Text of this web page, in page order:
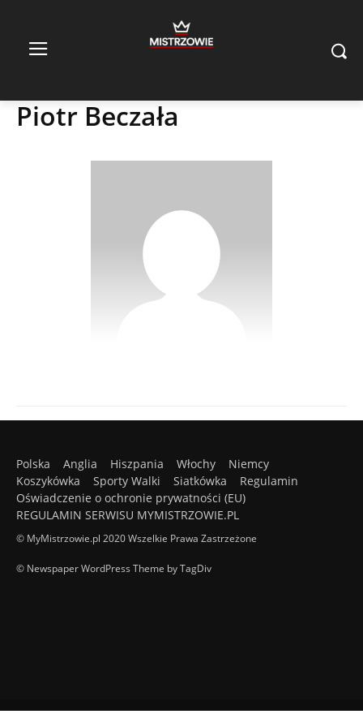
Piotr Beczała
Polska Anglia Hiszpania Włochy
Niemcy
Koszykówka
Sporty Walki Siatkówka
Regulamin
Oświadczenie o ochronie prywatności (EU)
REGULAMIN SERWISU MYMISTRZOWIE.PL
© MyMistrzowie.pl 2020 Wszelkie Prawa Zastrzeżone
© Newspaper WordPress Theme by TagDiv